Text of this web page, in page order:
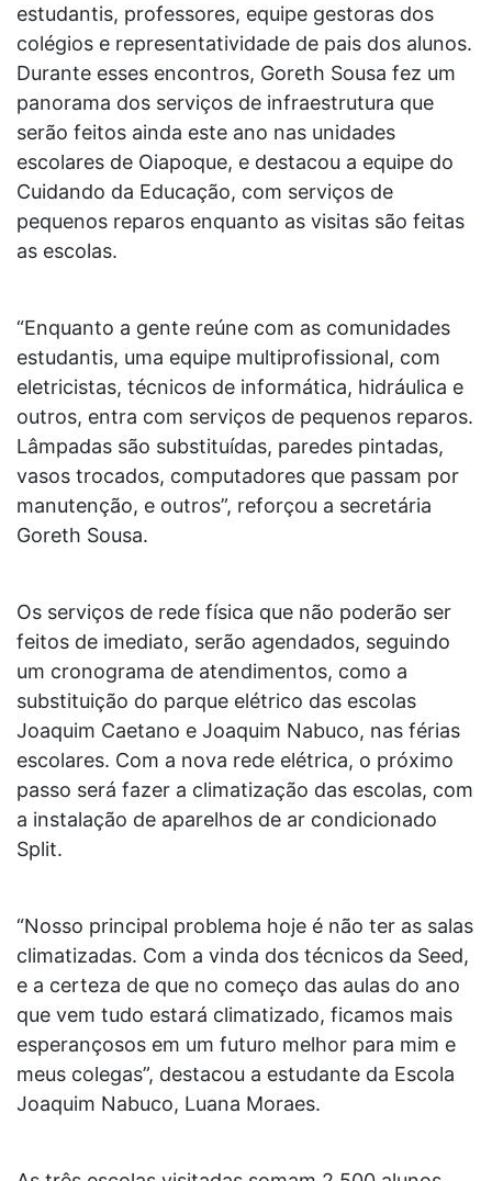
estudantis, professores, equipe gestoras dos
colégios e representatividade de pais dos alunos.
Durante esses encontros, Goreth Sousa fez um
panorama dos serviços de infraestrutura que
serão feitos ainda este ano nas unidades
escolares de Oiapoque, e destacou a equipe do
Cuidando da Educação, com serviços de
pequenos reparos enquanto as visitas são feitas
as escolas.
“Enquanto a gente reúne com as comunidades
estudantis, uma equipe multiprofissional, com
eletricistas, técnicos de informática, hidráulica e
outros, entra com serviços de pequenos reparos.
Lâmpadas são substituídas, paredes pintadas,
vasos trocados, computadores que passam por
manutenção, e outros”, reforçou a secretária
Goreth Sousa.
Os serviços de rede física que não poderão ser
feitos de imediato, serão agendados, seguindo
um cronograma de atendimentos, como a
substituição do parque elétrico das escolas
Joaquim Caetano e Joaquim Nabuco, nas férias
escolares. Com a nova rede elétrica, o próximo
passo será fazer a climatização das escolas, com
a instalação de aparelhos de ar condicionado
Split.
“Nosso principal problema hoje é não ter as salas
climatizadas. Com a vinda dos técnicos da Seed,
e a certeza de que no começo das aulas do ano
que vem tudo estará climatizado, ficamos mais
esperançosos em um futuro melhor para mim e
meus colegas”, destacou a estudante da Escola
Joaquim Nabuco, Luana Moraes.